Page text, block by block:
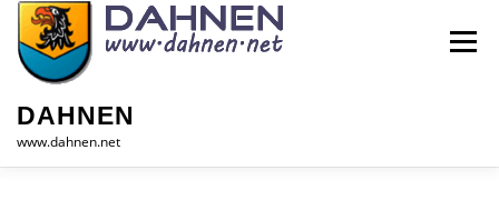
Zum
springen
DAHNEN
www.dahnen.net
Menü